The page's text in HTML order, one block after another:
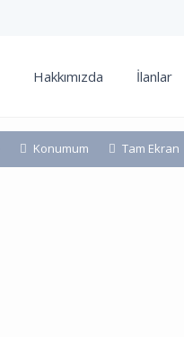
Hakkımızda İlanlar
Konumum Tam Ekran